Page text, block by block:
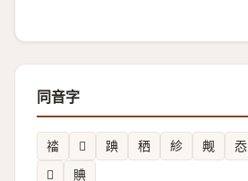
同音字
䄕 𤲖 䠄 䄽 紾 觍 㤁
𧌎
賟